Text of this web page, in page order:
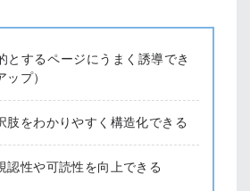
とするページにうまく誘導でき
ップ）
肢をわかりやすく構造化できる
認性や可読性を向上できる